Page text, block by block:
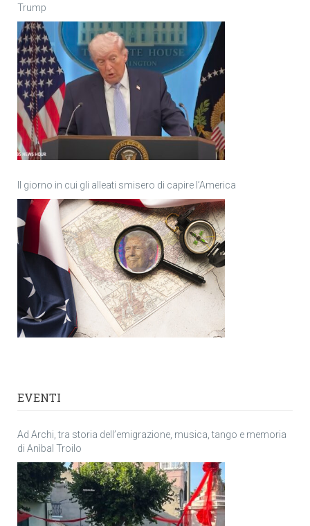
Trump
Il giorno in cui gli alleati smisero di capire l’America
EVENTI
Ad Archi, tra storia dell’emigrazione, musica, tango e memoria
di Anìbal Troilo